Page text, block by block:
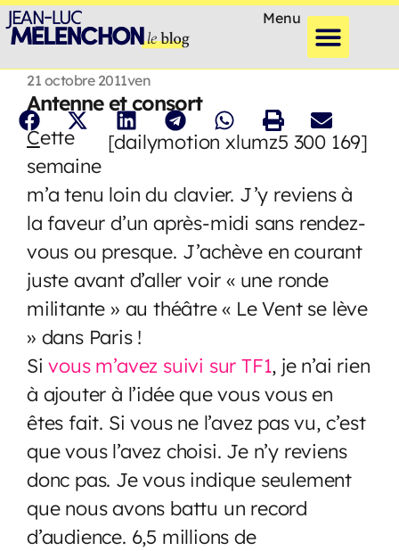
Menu
21 octobre 2011ven
Antenne et consort
[dailymotion xlumz5 300 169]
Cette
semaine
m’a tenu loin du clavier. J’y reviens à
la faveur d’un après-midi sans rendez-
vous ou presque. J’achève en courant
juste avant d’aller voir « une ronde
militante » au théâtre « Le Vent se lève
» dans Paris !
Sivous m’avez suivi sur TF1, je n’ai rien
à ajouter à l’idée que vous vous en
êtes fait. Si vous ne l’avez pas vu, c’est
que vous l’avez choisi. Je n’y reviens
donc pas. Je vous indique seulement
que nous avons battu un record
d’audience. 6,5 millions de